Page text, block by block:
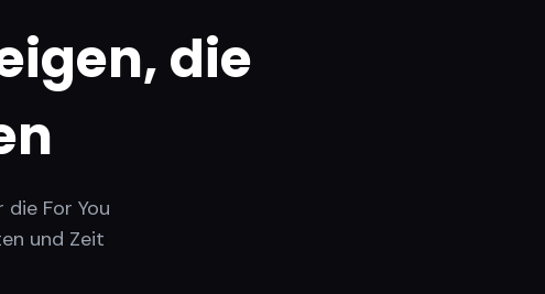
die
For You
und Zeit